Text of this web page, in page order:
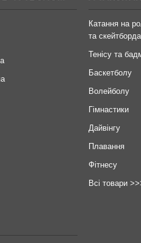
Катання на
та
Тенісу та
Баскетболу
Волейболу
Гімнастики
Дайвінгу
Плавання
Фітнесу
Всі товари